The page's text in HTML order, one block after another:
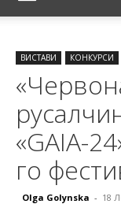
ВИСТАВИ КОНКУРСИ
«GAIA-
го
Olga Golynska - 18